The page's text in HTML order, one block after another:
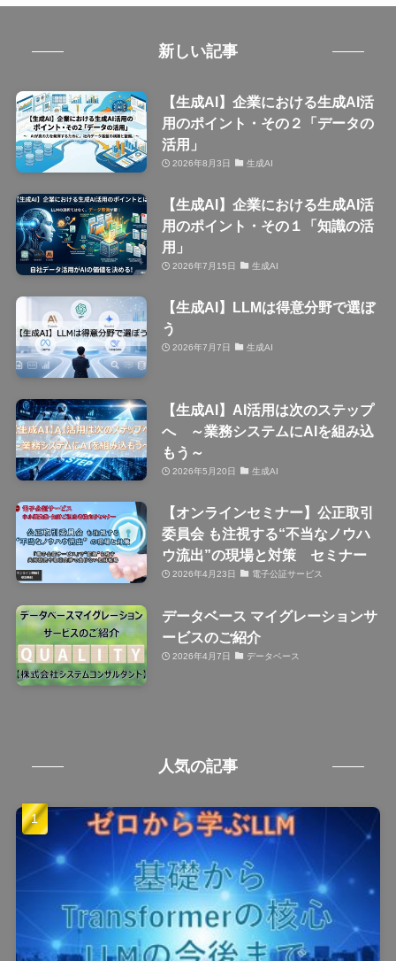
新しい記事
【生成AI】企業における生成AI活
用のポイント・その２「データの
活用」
2026年8月3日 生成AI
【生成AI】企業における生成AI活
用のポイント・その１「知識の活
用」
2026年7月15日 生成AI
【生成AI】LLMは得意分野で選ぼ
う
2026年7月7日 生成AI
【生成AI】AI活用は次のステップ
へ ～業務システムにAIを組み込
もう～
2026年5月20日 生成AI
【オンラインセミナー】公正取引
委員会 も注視する“不当なノウハ
ウ流出”の現場と対策 セミナー
2026年4月23日 電子公証サービス
データベース マイグレーションサ
ービスのご紹介
2026年4月7日 データベース
人気の記事